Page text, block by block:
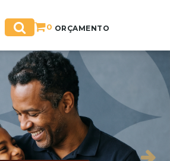
0 ORÇAMENTO